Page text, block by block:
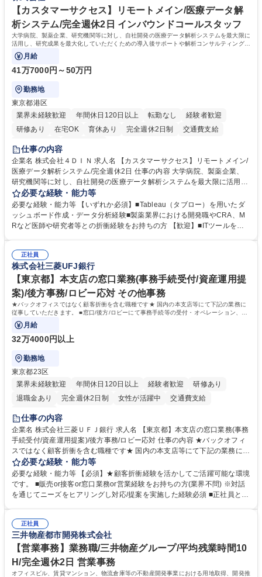
出社程度のリモート中心/残業基本無/独立系ファーム
談可）。【求める人物像】幅広いバックオフィス業務に柔軟に対応でき、
社内外と円滑にコミュニケーションを取りながら業務を推進できる方 学
歴・資格 学歴：大学院 大学 高専 短大 専修学校 高校 語学力： 資格：
【カスタマーサクセス】リモートメイン/医療データ解
析システム/完全週休2日 インバウンドコールスタッフ
大学病院、製薬企業、研究機関等に対し、自社開発の医療データ解析システムを最大限に
活用し、研究成果を最大化していただくための導入後サポートや解析コンサルティング、
活用アドバイス業務等をお任せします。
月給
41万7000円～50万円
勤務地
東京都港区
業界未経験歓迎
年間休日120日以上 転勤なし
経験者歓迎
研修あり
在宅OK 育休あり 完全週休2日制
交通費支給
駅近5分以内
仕事の内容
企業名 株式会社４ＤＩＮ 求人名 【カスタマーサクセス】リモートメイン/
医療データ解析システム/完全週休2日 仕事の内容 大学病院、製薬企業、
研究機関等に対し、自社開発の医療データ解析システムを最大限に活用
し、研究成果を最大化していただくための導入後サポートや解析コンサル
ティング、活用アドバイス業務等をお任せします。 ■活用コンサルティン
グ：疾患再発率の調査や薬剤効果の可視化等の目的に合わせ、プラットフ
ォーム上で可能な解析手法を提案 ■オンボーディング：ツールの操作説明
療現場のDX化を推進するやりがいがあります。【業務内容の変更範囲】
当社の指定する業務 募集職種 【カスタマーサクセス】リモートメイン/医
療データ解析システム/完全週休2日
必要な経験・能力等
必要な経験・能力等 【いずれか必須】■Tableau（タブロー）を用いたダ
ッシュボード作成・データ分析経験■製薬業界における開発職やCRA、M
Rなど医師や研究者等との折衝経験をお持ちの方 【歓迎】■ITツールを用
ート体制を構築しています。 【採用背景】導入先が急増しており、専任の
カスタマーサクセス組織を強化するための増員採用です。営業担当からの
丁寧なOJTがあり、医療データ解析の専門知識をキャッチアップできる環
境です。社会貢献性の高い分野で専門性を磨きたい方を歓迎します。 学
歴・資格 学歴：大学院 大学 高専 短大 専修学校 高校 語学力： 資格：
正社員
株式会社三菱UFJ銀行
【東京都】本支店の窓口業務(事務手続受付/資産運用提
案)/後方事務/ロビー応対 その他事務
★バックオフィスではなく顧客折衝を含む職種です★ 国内の本支店等にて下記の業務に
従事していただきます。 ■窓口/後方/ロビーにて事務手続等の受付・オペレーション、お
客様対応
月給
32万4000円以上
勤務地
東京都23区
業界未経験歓迎
年間休日120日以上 経験者歓迎
研修あり
退職金あり
完全週休2日制 女性が活躍中
交通費支給
土日祝休み
仕事の内容
企業名 株式会社三菱ＵＦＪ銀行 求人名 【東京都】本支店の窓口業務(事務
手続受付/資産運用提案)/後方事務/ロビー応対 仕事の内容 ★バックオフィ
スではなく顧客折衝を含む職種です★ 国内の本支店等にて下記の業務に従
事していただきます。 ■窓口/後方/ロビーにて事務手続等の受付・オペレ
ーション、お客様対応 ■窓口にて、ご来店された個人のお客様に対して金
融商品のご提案 ■効率的な事務運用の検討・構築等 ≪業務紹介：ご応募前
に必ずご覧ください≫ ※記事 https://www.mysite.bk.mufg.jp/career/circle/
必要な経験・能力等
必要な経験・能力等 【必須】★顧客折衝経験を活かしてご活躍可能な環境
です。 ■販売or接客or窓口業務or営業経験をお持ちの方(業界不問) ※対話
を通じてニーズをヒアリングし対応/提案を実施した経験必須 ■正社員とし
るので安心して入行いただけます。 幅広いキャリアの選択肢があり、公募
や社内副業等を活用し、 一人ひとりが挑戦できるカルチャーが浸透してい
ます。 学歴・資格 学歴：大学院 大学 高専 短大 専修学校 高校 語学力：
資格：
正社員
三井物産都市開発株式会社
【営業事務】業務職/三井物産グループ/平均残業時間10
H/完全週休2日 営業事務
オフィスビル、賃貸マンション、物流倉庫等の不動産開発事業における用地取得、開発推